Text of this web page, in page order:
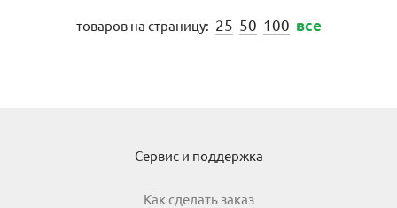
товаров на страницу: 25 50 100 все
Сервис и поддержка
Как сделать заказ